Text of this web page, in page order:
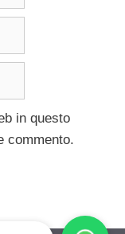
in questo
commento.